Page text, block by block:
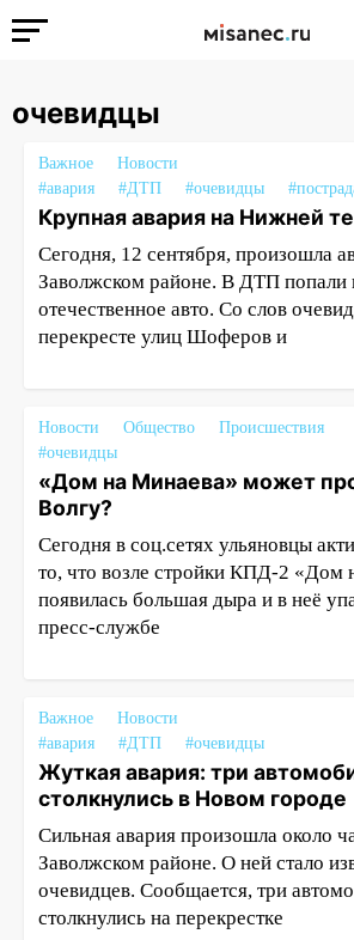
очевидцы
Важное
Новости
#авария
#ДТП #очевидцы
Крупная авария на Нижней
Сегодня, 12 сентября, произошла
Заволжском районе. В ДТП попали
отечественное авто. Со слов
перекресте улиц Шоферов и
Новости Общество
Происшествия
#очевидцы
«Дом на Минаева» может
Волгу?
Сегодня в соц.сетях ульяновцы
то, что возле стройки КПД-2 «Дом
появилась большая дыра и в неё
пресс-службе
Важное
Новости
#авария
#ДТП #очевидцы
Жуткая авария: три
столкнулись в Новом городе
Сильная авария произошла около
Заволжском районе. О ней стало
очевидцев. Сообщается, три
столкнулись на перекрестке